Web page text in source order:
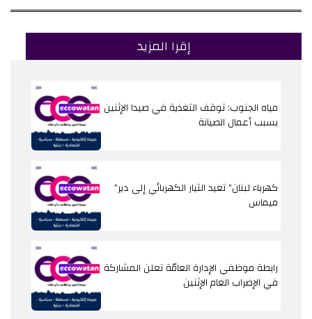
إقرا المزيد
مياه الجنوب: توقف التغذية في صيدا الإثنين
بسبب أعمال الصيانة
"كهرباء لبنان" تعيد التيار الكهربائي إلى دير
ميماس
رابطة موظفي الإدارة العامّة تعلن المشاركة
في الإضراب العام الإثنين